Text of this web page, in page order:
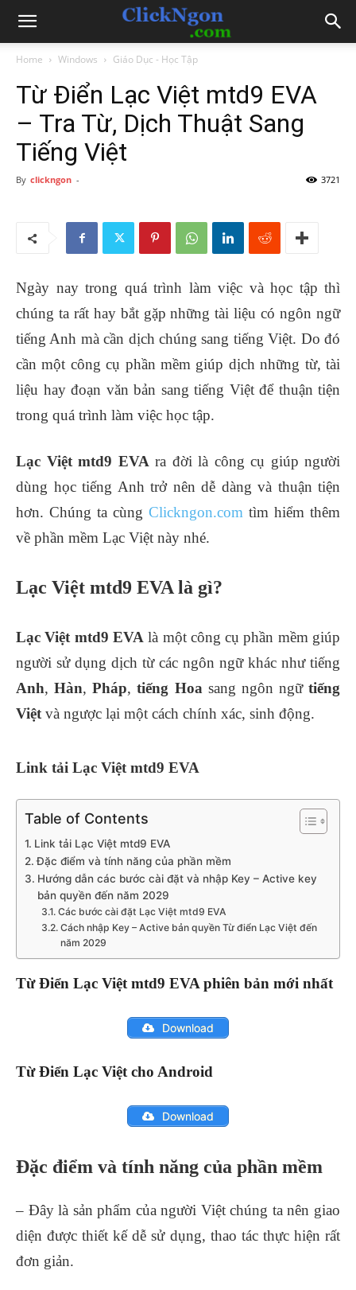
Home Windows Giáo Dục - Học Tập
Từ Điển Lạc Việt mtd9 EVA
– Tra Từ, Dịch Thuật Sang
Tiếng Việt
By clickngon - 3721
Ngày nay trong quá trình làm việc và học tập thì
chúng ta rất hay bắt gặp những tài liệu có ngôn ngữ
tiếng Anh mà cần dịch chúng sang tiếng Việt. Do đó
cần một công cụ phần mềm giúp dịch những từ, tài
liệu hay đoạn văn bản sang tiếng Việt để thuận tiện
trong quá trình làm việc học tập.
Lạc Việt mtd9 EVA ra đời là công cụ giúp người
dùng học tiếng Anh trở nên dễ dàng và thuận tiện
hơn. Chúng ta cùng Clickngon.com tìm hiểm thêm
về phần mềm Lạc Việt này nhé.
Lạc Việt mtd9 EVA là gì?
Lạc Việt mtd9 EVA là một công cụ phần mềm giúp
người sử dụng dịch từ các ngôn ngữ khác như tiếng
Anh,Hàn,Pháp,tiếng Hoa sang ngôn ngữ tiếng
Việt và ngược lại một cách chính xác, sinh động.
Link tải Lạc Việt mtd9 EVA
Table of Contents
Link tải Lạc Việt mtd9 EVA
Đặc điểm và tính năng của phần mềm
Hướng dẫn các bước cài đặt và nhập Key – Active key
bản quyền đến năm 2029
Các bước cài đặt Lạc Việt mtd9 EVA
Cách nhập Key – Active bản quyền Từ điển Lạc Việt đến
năm 2029
Từ Điển Lạc Việt mtd9 EVA phiên bản mới nhất
Download
Từ Điển Lạc Việt cho Android
Download
Đặc điểm và tính năng của phần mềm
– Đây là sản phẩm của người Việt chúng ta nên giao
diện được thiết kế dễ sử dụng, thao tác thực hiện rất
đơn giản.